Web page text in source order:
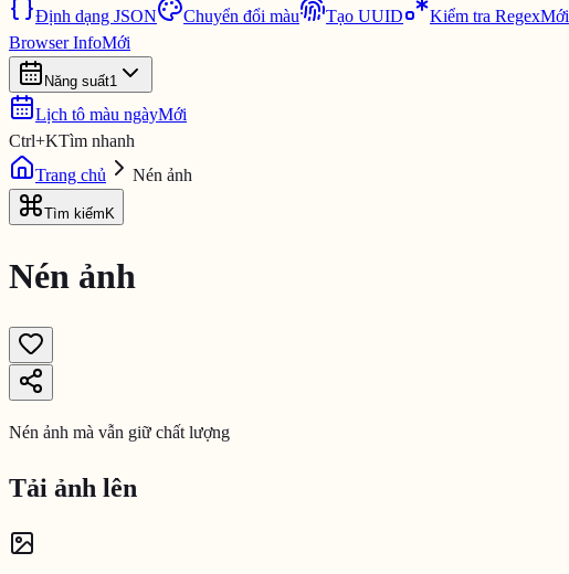
Định dạng JSON Chuyển đổi màu Tạo UUID Kiểm tra RegexMới
Browser InfoMới
Năng suất1
Lịch tô màu ngàyMới
Ctrl+KTìm nhanh
Trang chủ
Nén ảnh
Tìm kiếm K
Nén ảnh
Nén ảnh mà vẫn giữ chất lượng
Tải ảnh lên